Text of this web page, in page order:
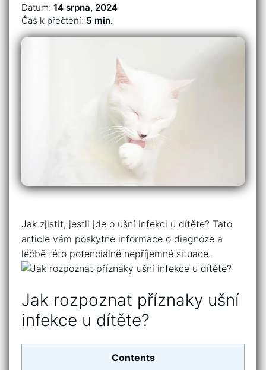
Datum: 14 srpna, 2024
Čas k přečtení: 5 min.
Jak ​zjistit, jestli jde o ušní infekci⁢ u dítěte? Tato
article vám ‌poskytne ⁤informace ​o diagnóze a
léčbě této potenciálně nepříjemné situace.
Jak rozpoznat příznaky ušní
infekce u dítěte?
Contents